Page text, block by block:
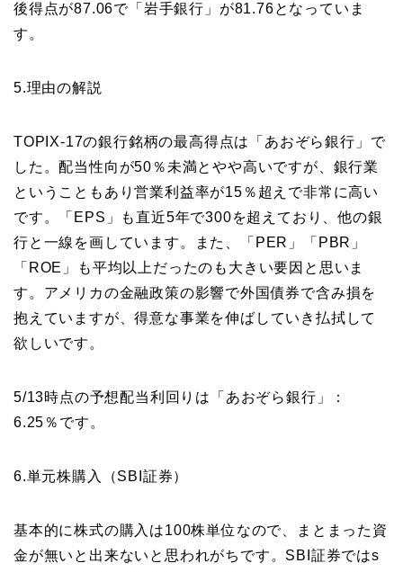
後得点が87.06で「岩手銀行」が81.76となっていま
す。
5.理由の解説
TOPIX-17の銀行銘柄の最高得点は「あおぞら銀行」で
した。配当性向が50％未満とやや高いですが、銀行業
ということもあり営業利益率が15％超えで非常に高い
です。「EPS」も直近5年で300を超えており、他の銀
行と一線を画しています。また、「PER」「PBR」
「ROE」も平均以上だったのも大きい要因と思いま
す。アメリカの金融政策の影響で外国債券で含み損を
抱えていますが、得意な事業を伸ばしていき払拭して
欲しいです。
5/13時点の予想配当利回りは「あおぞら銀行」：
6.25％です。
6.単元株購入（SBI証券）
基本的に株式の購入は100株単位なので、まとまった資
金が無いと出来ないと思われがちです。SBI証券ではs